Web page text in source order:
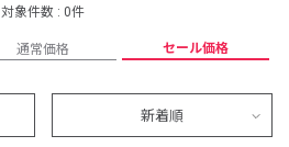
対象件数 : 0件
通常価格 セール価格
新着順